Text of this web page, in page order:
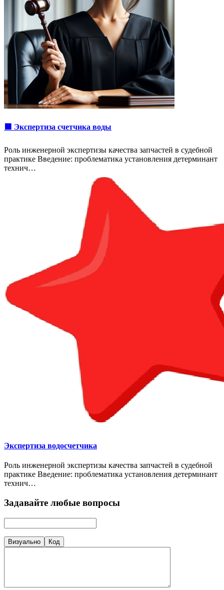
🟩 Экспертиза счетчика воды
Роль инженерной экспертизы качества запчастей в судебной
практике Введение: проблематика установления детерминант
технич…
Экспертиза водосчетчика
Роль инженерной экспертизы качества запчастей в судебной
практике Введение: проблематика установления детерминант
технич…
Задавайте любые вопросы
Визуально Код